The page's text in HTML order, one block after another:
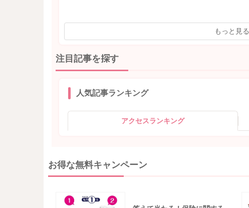
もっと見る
注目記事を探す
人気記事ランキング
アクセスランキング
お得な無料キャンペーン